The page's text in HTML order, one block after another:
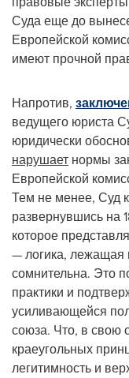
Суда еще до
Европейской
имеют прочной
Напротив,
ведущего юриста
юридически
нарушает нормы
Европейской
Тем не менее, Суд
развернувшись на
которое
— логика, лежащая
сомнительна. Это
практики и
усиливающейся
союза. Что, в свою
краеугольных
легитимность и